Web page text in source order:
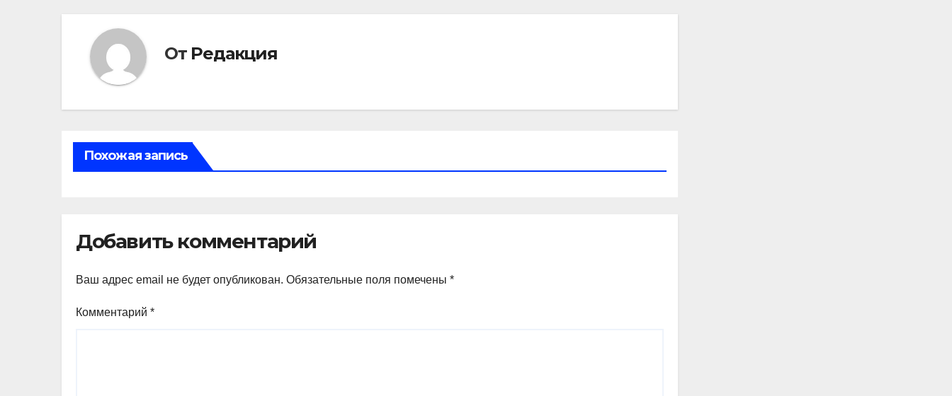
От Редакция
Похожая запись
Добавить комментарий
Ваш адрес email не будет опубликован. Обязательные поля помечены *
Комментарий *